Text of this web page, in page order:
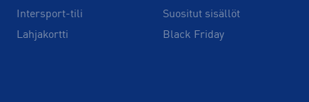
Intersport-tili
Lahjakortti
Suositut sisällöt
Black Friday